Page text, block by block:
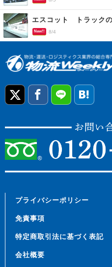
エスコット トラック
New!! 8/4
プライバシーポリシー
免責事項
特定商取引法に基づく表記
会社概要